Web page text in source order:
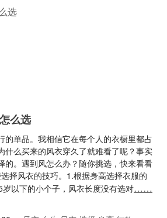
么选
的单品。我相信它在每个人的衣橱里都占
什么买来的风衣穿久了就难看了呢？事实
的。遇到风怎么办？随你挑选，快来看看
择风衣的技巧。1.根据身高选择衣服的
以下的小个子，风衣长度没有选对……